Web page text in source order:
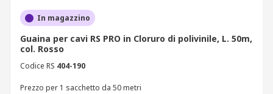
In magazzino
Guaina per cavi RS PRO in Cloruro di polivinile, L. 50m,
col. Rosso
Codice RS 404-190
Prezzo per 1 sacchetto da 50 metri